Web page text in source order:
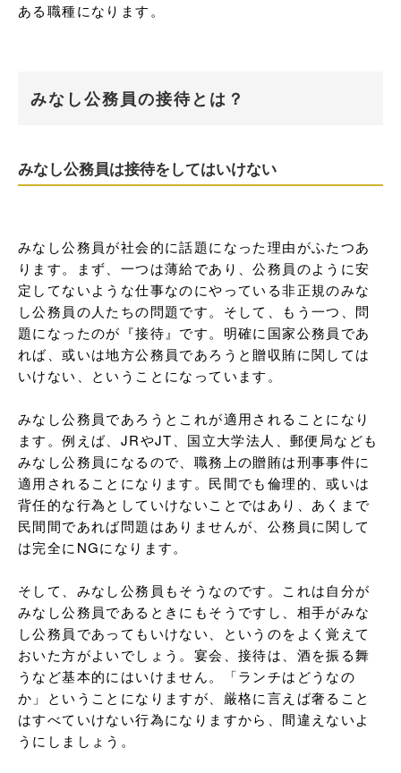
ある職種になります。
みなし公務員の接待とは？
みなし公務員は接待をしてはいけない
みなし公務員が社会的に話題になった理由がふたつあ
ります。まず、一つは薄給であり、公務員のように安
定してないような仕事なのにやっている非正規のみな
し公務員の人たちの問題です。そして、もう一つ、問
題になったのが『接待』です。明確に国家公務員であ
れば、或いは地方公務員であろうと贈収賄に関しては
いけない、ということになっています。
みなし公務員であろうとこれが適用されることになり
ます。例えば、JRやJT、国立大学法人、郵便局なども
みなし公務員になるので、職務上の贈賄は刑事事件に
適用されることになります。民間でも倫理的、或いは
背任的な行為としていけないことではあり、あくまで
民間間であれば問題はありませんが、公務員に関して
は完全にNGになります。
そして、みなし公務員もそうなのです。これは自分が
みなし公務員であるときにもそうですし、相手がみな
し公務員であってもいけない、というのをよく覚えて
おいた方がよいでしょう。宴会、接待は、酒を振る舞
うなど基本的にはいけません。「ランチはどうなの
か」ということになりますが、厳格に言えば奢ること
はすべていけない行為になりますから、間違えないよ
うにしましょう。